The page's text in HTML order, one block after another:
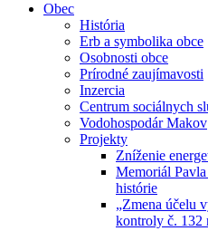
Obec
História
Erb a symbolika obce
Osobnosti obce
Prírodné zaujímavosti
Inzercia
Centrum sociálnych
Vodohospodár Makov
Projekty
Zníženie
Memoriál
histórie
„Zmena účelu
kontroly č. 132